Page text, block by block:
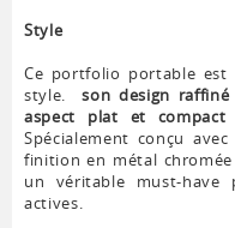
Style
Ce portfolio portable est
style.son design
aspect plat et compact
Spécialement conçu
finition en métal
un véritable must-have
actives.